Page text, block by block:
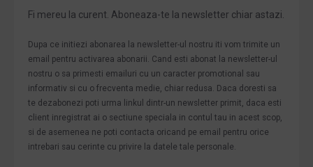
Fi mereu la curent. Aboneaza-te la newsletter chiar astazi.
Dupa ce initiezi abonarea la newsletter-ul nostru iti vom trimite un
email pentru activarea abonarii. Cand esti abonat la newsletter-ul
nostru o sa primesti emailuri cu un caracter promotional sau
informativ si cu o frecventa medie, chiar redusa. Daca doresti sa
te dezabonezi poti urma linkul dintr-un newsletter primit, daca esti
client inregistrat ai o sectiune speciala in contul tau in acest scop,
si de asemenea ne poti contacta oricand pe email pentru orice
intrebari sau cerinte cu privire la datele tale personale.